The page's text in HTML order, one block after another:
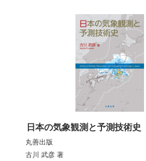
日本の気象観測と予測技術史
丸善出版
古川 武彦著